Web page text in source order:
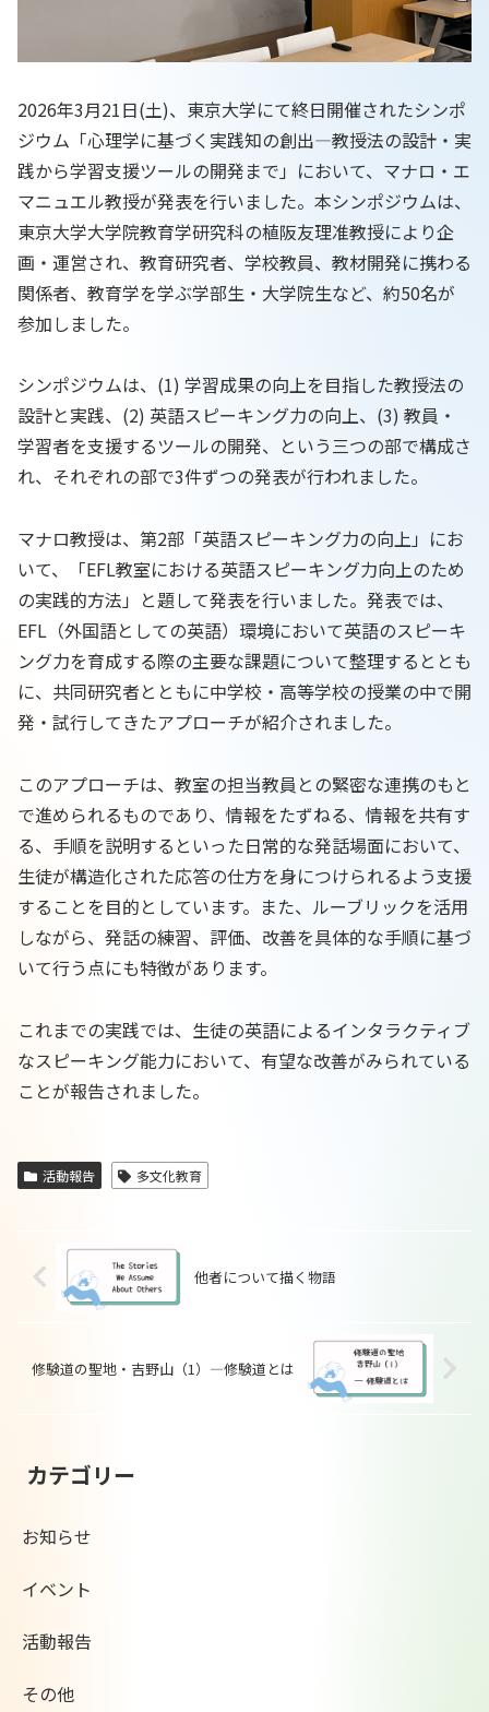
2026年3月21日(土)、東京大学にて終日開催されたシンポ
ジウム「心理学に基づく実践知の創出―教授法の設計・実
践から学習支援ツールの開発まで」において、マナロ・エ
マニュエル教授が発表を行いました。本シンポジウムは、
東京大学大学院教育学研究科の植阪友理准教授により企
画・運営され、教育研究者、学校教員、教材開発に携わる
関係者、教育学を学ぶ学部生・大学院生など、約50名が
参加しました。
シンポジウムは、(1) 学習成果の向上を目指した教授法の
設計と実践、(2) 英語スピーキング力の向上、(3) 教員・
学習者を支援するツールの開発、という三つの部で構成さ
れ、それぞれの部で3件ずつの発表が行われました。
マナロ教授は、第2部「英語スピーキング力の向上」にお
いて、「EFL教室における英語スピーキング力向上のため
の実践的方法」と題して発表を行いました。発表では、
EFL（外国語としての英語）環境において英語のスピーキ
ング力を育成する際の主要な課題について整理するととも
に、共同研究者とともに中学校・高等学校の授業の中で開
発・試行してきたアプローチが紹介されました。
このアプローチは、教室の担当教員との緊密な連携のもと
で進められるものであり、情報をたずねる、情報を共有す
る、手順を説明するといった日常的な発話場面において、
生徒が構造化された応答の仕方を身につけられるよう支援
することを目的としています。また、ルーブリックを活用
しながら、発話の練習、評価、改善を具体的な手順に基づ
いて行う点にも特徴があります。
これまでの実践では、生徒の英語によるインタラクティブ
なスピーキング能力において、有望な改善がみられている
ことが報告されました。
活動報告 多文化教育
他者について描く物語
修験道の聖地・吉野山（1）―修験道とは
カテゴリー
お知らせ
イベント
活動報告
その他